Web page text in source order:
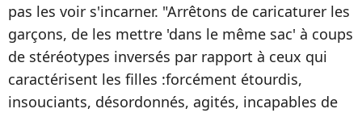
pas les voir s'incarner. "Arrêtons de caricaturer les
garçons, de les mettre 'dans le même sac' à coups
de stéréotypes inversés par rapport à ceux qui
caractérisent les filles :forcément étourdis,
insouciants, désordonnés, agités, incapables de